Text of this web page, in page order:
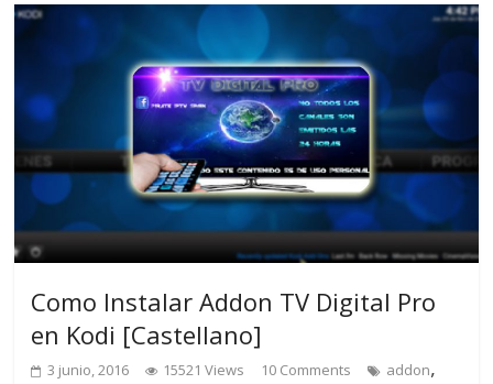
Como Instalar Addon TV Digital Pro
en Kodi [Castellano]
3 junio, 2016 15521 Views 10 Comments addon,